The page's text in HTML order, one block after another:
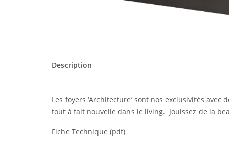
Description
Les foyers ‘Architecture’ sont nos exclusivités
tout à fait nouvelle dans le living. Jouissez de la
Fiche Technique (pdf)